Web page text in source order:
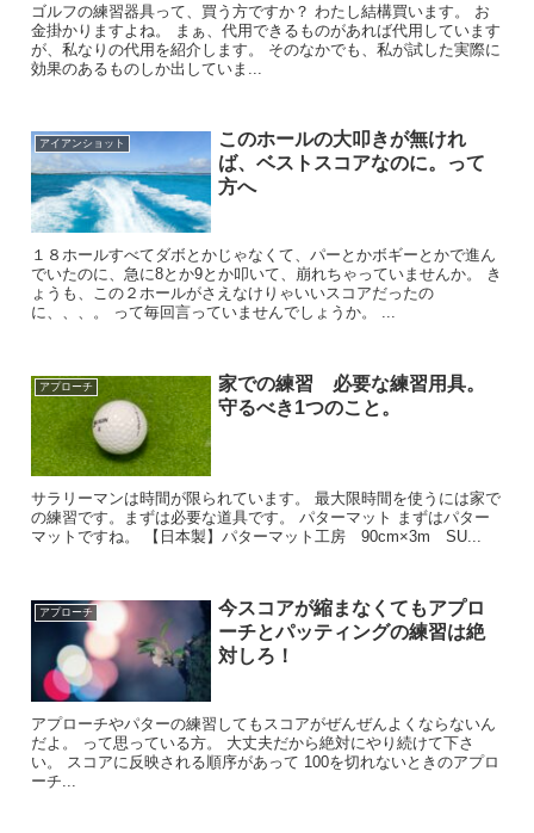
ゴルフの練習器具って、買う方ですか？ わたし結構買います。 お
金掛かりますよね。 まぁ、代用できるものがあれば代用しています
が、私なりの代用を紹介します。 そのなかでも、私が試した実際に
効果のあるものしか出していま...
アイアンショット
このホールの大叩きが無けれ
ば、ベストスコアなのに。って
方へ
１８ホールすべてダボとかじゃなくて、パーとかボギーとかで進ん
でいたのに、急に8とか9とか叩いて、崩れちゃっていませんか。 き
ょうも、この２ホールがさえなけりゃいいスコアだったの
に、、、。 って毎回言っていませんでしょうか。 ...
アプローチ
家での練習 必要な練習用具。
守るべき1つのこと。
サラリーマンは時間が限られています。 最大限時間を使うには家で
の練習です。まずは必要な道具です。 パターマット まずはパター
マットですね。 【日本製】パターマット工房 90cm×3m SU...
アプローチ
今スコアが縮まなくてもアプロ
ーチとパッティングの練習は絶
対しろ！
アプローチやパターの練習してもスコアがぜんぜんよくならないん
だよ。 って思っている方。 大丈夫だから絶対にやり続けて下さ
い。 スコアに反映される順序があって 100を切れないときのアプロ
ーチ...